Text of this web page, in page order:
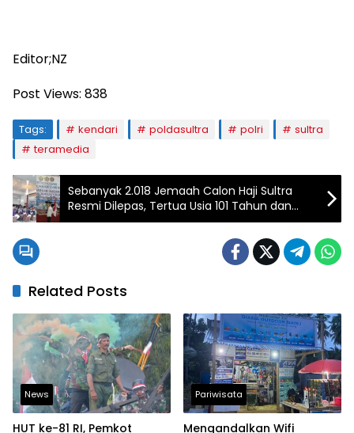
Editor;NZ
Post Views: 838
Tags: kendari poldasultra polri
sultra
teramedia
Sebanyak 2.018 Jemaah Calon Haji Sultra
Resmi Dilepas, Tertua Usia 101 Tahun dan
Termuda 19 Tahun
Related Posts
News
HUT ke-81 RI, Pemkot
Pariwisata
Mengandalkan Wifi